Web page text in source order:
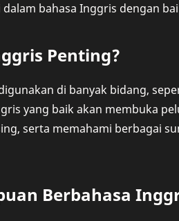
bahasa Inggris dengan
Penting?
di banyak bidang,
yang baik akan membuka
serta memahami berbagai
Berbahasa